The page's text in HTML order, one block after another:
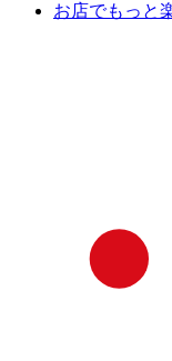
お店でもっと